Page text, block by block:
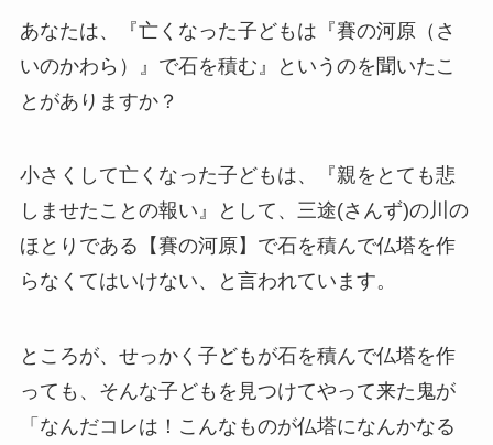
あなたは、『亡くなった子どもは『賽の河原（さ
いのかわら）』で石を積む』というのを聞いたこ
とがありますか？
小さくして亡くなった子どもは、『親をとても悲
しませたことの報い』として、三途(さんず)の川の
ほとりである【賽の河原】で石を積んで仏塔を作
らなくてはいけない、と言われています。
ところが、せっかく子どもが石を積んで仏塔を作
っても、そんな子どもを見つけてやって来た鬼が
「なんだコレは！こんなものが仏塔になんかなる